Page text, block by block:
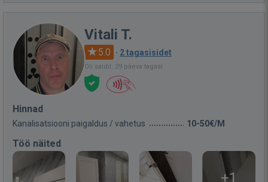
Vitali T.
5.0 · 2 tagasisidet
Oli saidil: 29 päeva tagasi
Hinnad
Kanalisatsiooni paigaldus / vahetus 10-50€/M
Töö näited
+1